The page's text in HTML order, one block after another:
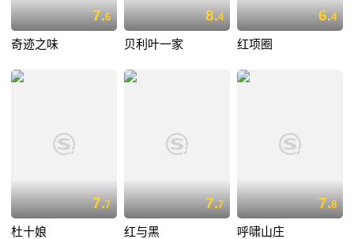
7.6
奇迹之味
8.4
贝利叶一家
6.4
红项圈
7.7
杜十娘
7.7
红与黑
7.8
呼啸山庄